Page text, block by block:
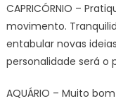
CAPRICÓRNIO –
movimento.
entabular novas
personalidade será o
AQUÁRIO – Muito